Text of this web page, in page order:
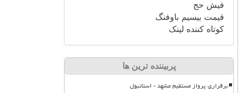
فیش حج
قیمت بیسیم باوفنگ
کوتاه کننده لینک
پربیننده ترین ها
برقراری پرواز مستقیم مشهد - استانبول